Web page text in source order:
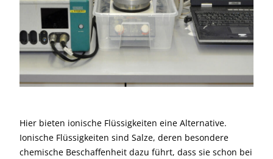
Hier bieten ionische Flüssigkeiten eine Alternative.
Ionische Flüssigkeiten sind Salze, deren besondere
chemische Beschaffenheit dazu führt, dass sie schon bei